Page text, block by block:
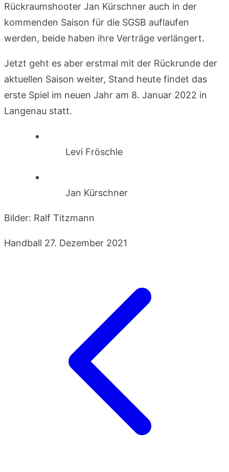
Rückraumshooter Jan Kürschner auch in der
kommenden Saison für die SGSB auflaufen
werden, beide haben ihre Verträge verlängert.
Jetzt geht es aber erstmal mit der Rückrunde der
aktuellen Saison weiter, Stand heute findet das
erste Spiel im neuen Jahr am 8. Januar 2022 in
Langenau statt.
Levi Fröschle
Jan Kürschner
Bilder: Ralf Titzmann
Handball 27. Dezember 2021